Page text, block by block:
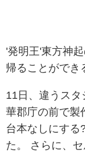
'発明王'東方神
帰ることができ
11日、違うスタ
華郡庁の前で製
台本なしにする
た。 さらに、